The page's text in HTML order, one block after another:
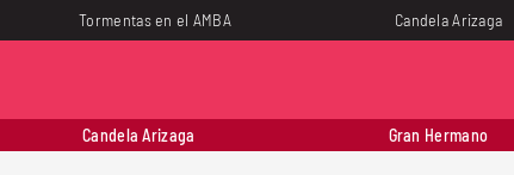
Tormentas en el AMBA Candela Arizaga
Candela Arizaga Gran Hermano